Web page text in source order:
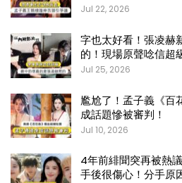
Jul 22, 2026
字也太好看！張凌赫
的！現場原聲唸信超
Jul 25, 2026
尷尬了！孟子義《百
成話題慘被審判！
Jul 10, 2026
4年前緋聞突再被熱
手後很傷心！分手原